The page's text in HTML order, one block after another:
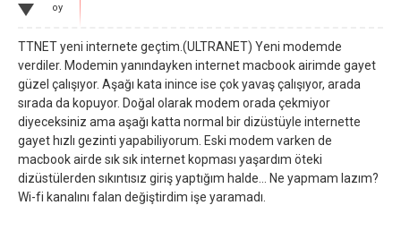
oy
TTNET yeni internete geçtim.(ULTRANET) Yeni modemde
verdiler. Modemin yanındayken internet macbook airimde gayet
güzel çalışıyor. Aşağı kata inince ise çok yavaş çalışıyor, arada
sırada da kopuyor. Doğal olarak modem orada çekmiyor
diyeceksiniz ama aşağı katta normal bir dizüstüyle internette
gayet hızlı gezinti yapabiliyorum. Eski modem varken de
macbook airde sık sık internet kopması yaşardım öteki
dizüstülerden sıkıntısız giriş yaptığım halde... Ne yapmam lazım?
Wi-fi kanalını falan değiştirdim işe yaramadı.